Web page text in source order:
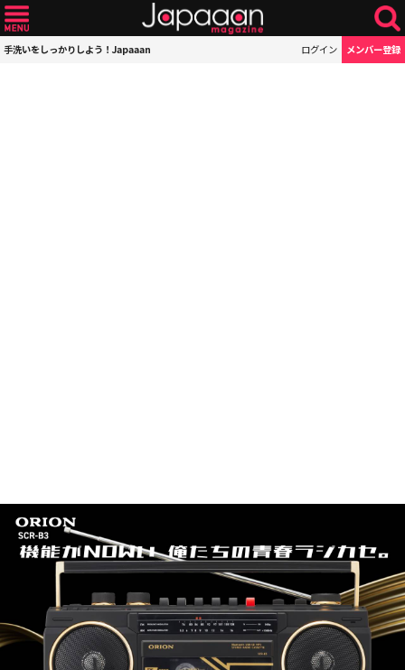
手洗いをしっかりしよう！Japaaan ログイン メンバー登録